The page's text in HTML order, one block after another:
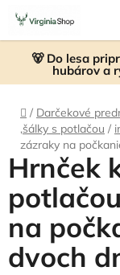
Prejsť
obsah
🐻 Do lesa
hubárov a
Domov
/ Darčekové
,šálky s potlačou /
zázraky na
Hrnček
na
dvoch